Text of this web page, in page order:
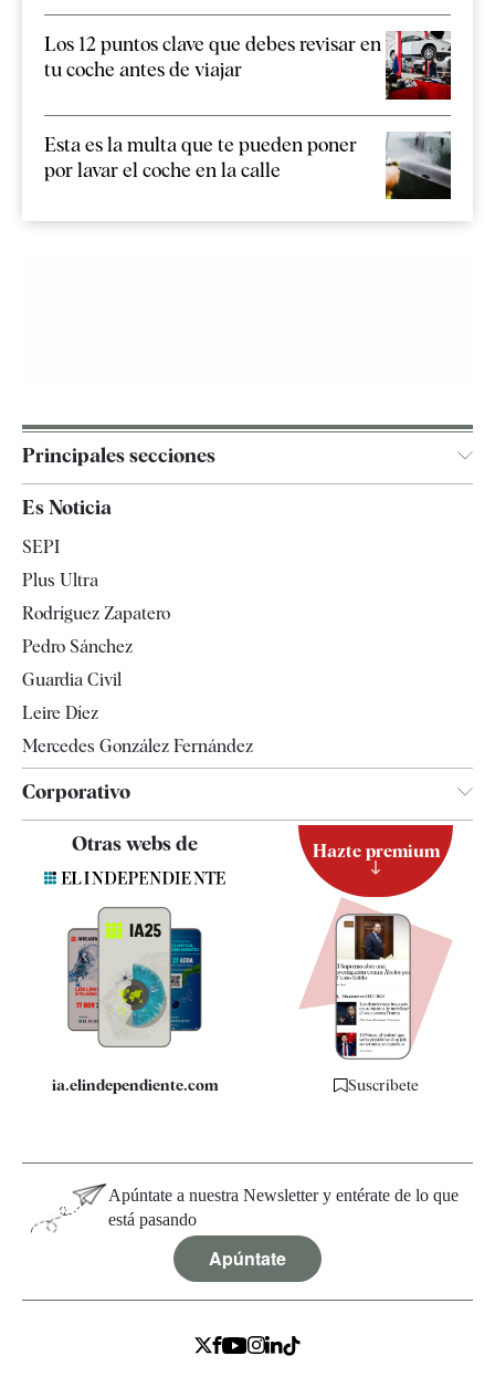
Los 12 puntos clave que debes revisar en
tu coche antes de viajar
Esta es la multa que te pueden poner
por lavar el coche en la calle
Principales secciones
España
Televisión
Es Noticia
SEPI
Plus Ultra
Rodríguez Zapatero
Pedro Sánchez
Guardia Civil
Leire Díez
Mercedes González Fernández
Corporativo
Contacto
Quiénes somos
Especificaciones
Otras webs de
ia.elindependiente.com
Hazte premium
Suscríbete
Apúntate a nuestra Newsletter y entérate de lo que
está pasando
Apúntate